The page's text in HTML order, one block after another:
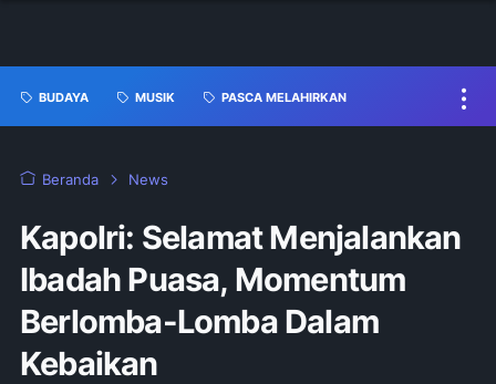
BUDAYA MUSIK PASCA MELAHIRKAN
Beranda News
Kapolri: Selamat Menjalankan
Ibadah Puasa, Momentum
Berlomba-Lomba Dalam
Kebaikan